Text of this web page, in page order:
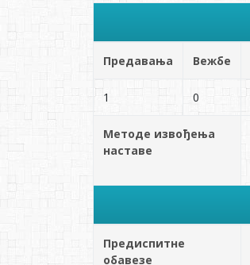
Предавања Вежбе
1 0
Методе извођења
наставе
Предиспитне
обавезе